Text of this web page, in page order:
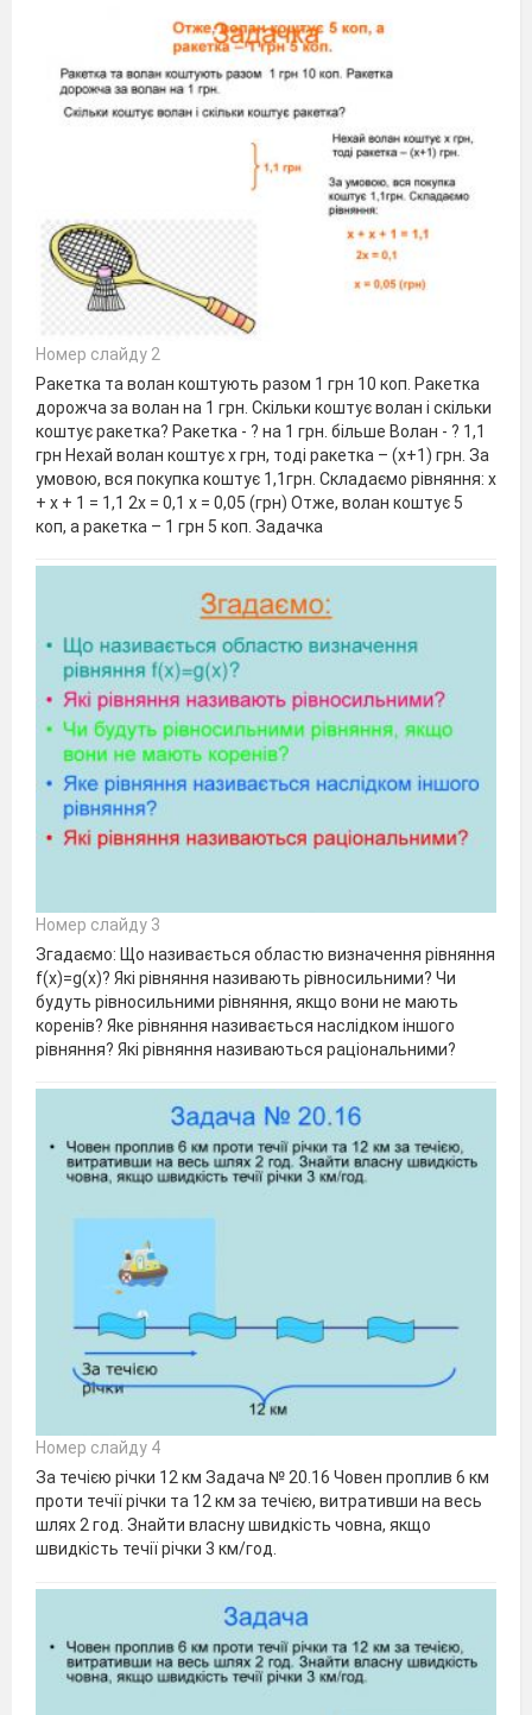
Номер слайду 2
Ракетка та волан коштують разом 1 грн 10 коп. Ракетка
дорожча за волан на 1 грн. Скільки коштує волан і скільки
коштує ракетка? Ракетка - ? на 1 грн. більше Волан - ? 1,1
грн Нехай волан коштує х грн, тоді ракетка – (х+1) грн. За
умовою, вся покупка коштує 1,1грн. Складаємо рівняння: х
+ х + 1 = 1,1 2х = 0,1 х = 0,05 (грн) Отже, волан коштує 5
коп, а ракетка – 1 грн 5 коп. Задачка
Номер слайду 3
Згадаємо: Що називається областю визначення рівняння
f(x)=g(x)? Які рівняння називають рівносильними? Чи
будуть рівносильними рівняння, якщо вони не мають
коренів? Яке рівняння називається наслідком іншого
рівняння? Які рівняння називаються раціональними?
Номер слайду 4
За течією річки 12 км Задача № 20.16 Човен проплив 6 км
проти течії річки та 12 км за течією, витративши на весь
шлях 2 год. Знайти власну швидкість човна, якщо
швидкість течії річки 3 км/год.